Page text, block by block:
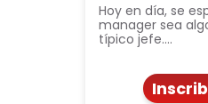
Hoy en día, se
manager sea
típico jefe.…